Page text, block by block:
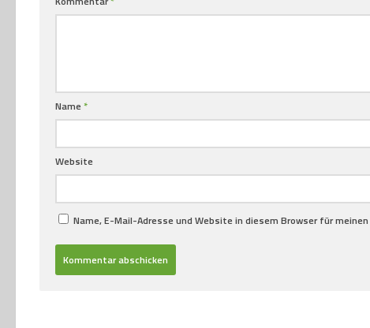
Name *
Website
Name, E-Mail-Adresse und Website in diesem Browser für